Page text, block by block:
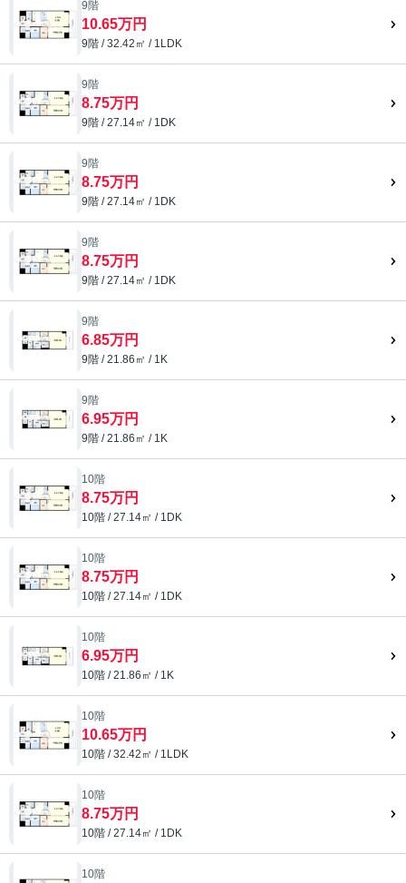
9階
10.65万円
9階 / 32.42㎡ / 1LDK
9階
8.75万円
9階 / 27.14㎡ / 1DK
9階
8.75万円
9階 / 27.14㎡ / 1DK
9階
8.75万円
9階 / 27.14㎡ / 1DK
9階
6.85万円
9階 / 21.86㎡ / 1K
9階
6.95万円
9階 / 21.86㎡ / 1K
10階
8.75万円
10階 / 27.14㎡ / 1DK
10階
8.75万円
10階 / 27.14㎡ / 1DK
10階
6.95万円
10階 / 21.86㎡ / 1K
10階
10.65万円
10階 / 32.42㎡ / 1LDK
10階
8.75万円
10階 / 27.14㎡ / 1DK
10階